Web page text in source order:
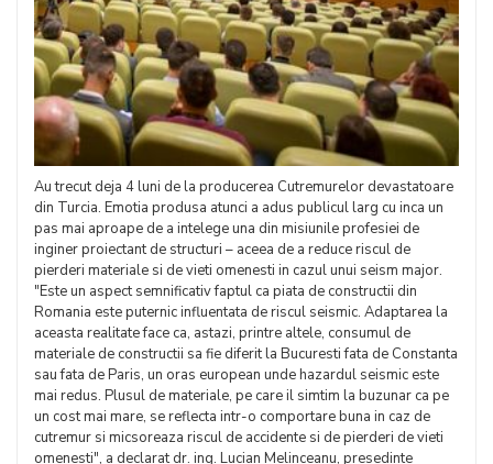
Au trecut deja 4 luni de la producerea Cutremurelor devastatoare
din Turcia. Emotia produsa atunci a adus publicul larg cu inca un
pas mai aproape de a intelege una din misiunile profesiei de
inginer proiectant de structuri – aceea de a reduce riscul de
pierderi materiale si de vieti omenesti in cazul unui seism major.
"Este un aspect semnificativ faptul ca piata de constructii din
Romania este puternic influentata de riscul seismic. Adaptarea la
aceasta realitate face ca, astazi, printre altele, consumul de
materiale de constructii sa fie diferit la Bucuresti fata de Constanta
sau fata de Paris, un oras european unde hazardul seismic este
mai redus. Plusul de materiale, pe care il simtim la buzunar ca pe
un cost mai mare, se reflecta intr-o comportare buna in caz de
cutremur si micsoreaza riscul de accidente si de pierderi de vieti
omenesti", a declarat dr. ing. Lucian Melinceanu, presedinte